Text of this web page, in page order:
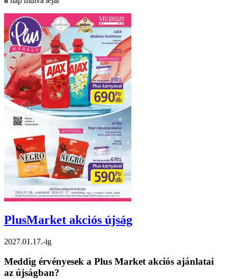
PlusMarket akciós újság
2027.01.17.-ig
Meddig érvényesek a Plus Market akciós ajánlatai
az újságban?